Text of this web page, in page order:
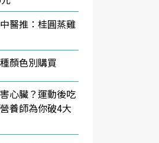
醫推：桂圓蒸雞
顏色別購買
心臟？運動後吃
養師為你破4大